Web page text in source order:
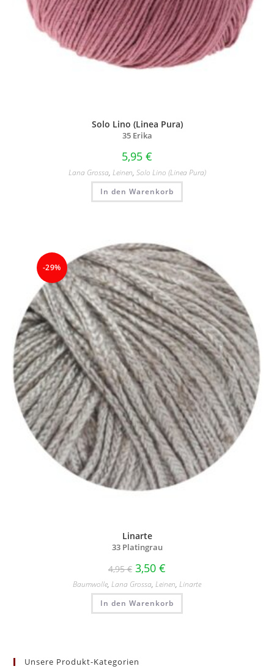
Solo Lino (Linea Pura)
35 Erika
5,95 €
Lana Grossa, Leinen, Solo Lino (Linea Pura)
In den Warenkorb
-29%
Linarte
33 Platingrau
4,95€ 3,50 €
Baumwolle, Lana Grossa, Leinen, Linarte
In den Warenkorb
Unsere Produkt-Kategorien